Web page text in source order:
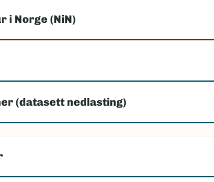
i Norge (NiN)
(datasett nedlasting)